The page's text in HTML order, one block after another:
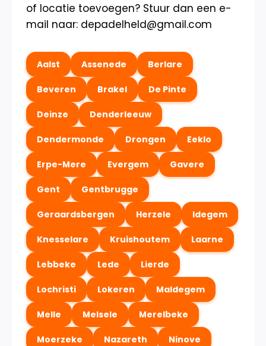
of locatie toevoegen? Stuur dan een e-
mail naar: depadelheld@gmail.com
Aalst Assenede Berlare
Beveren Brakel De Pinte
Deinze Denderleeuw
Dendermonde Drongen Eeklo
Erpe-Mere Evergem Gavere
Gent Gentbrugge
Geraardsbergen Herzele Idegem
Knesselare Kruishoutem Laarne
Lebbeke Lede Lierde
Lochristi Lokeren Maldegem
Melle Melsele Merelbeke
Moerzeke Nazareth Ninove